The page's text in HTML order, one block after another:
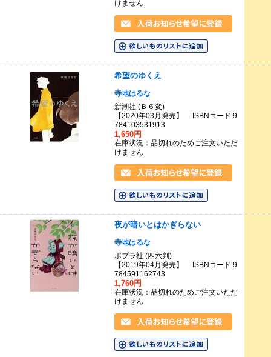
けません
希望のゆくえ
寺地はるな
新潮社 (Ｂ６変)
【2020年03月発売】 ISBNコード 9
784103531913
1,650円
在庫状況：品切れのためご注文いただ
けません
夜が暗いとはかぎらない
寺地はるな
ポプラ社 (四六判)
【2019年04月発売】 ISBNコード 9
784591162743
1,760円
在庫状況：品切れのためご注文いただ
けません